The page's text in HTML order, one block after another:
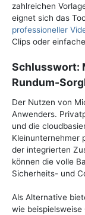
zahlreichen
eignet sich das
professioneller
Clips oder
Schlusswort:
Rundum-
Der Nutzen von
Anwenders.
und die
Kleinunternehmer
der integrierten
können die volle
Sicherheits- und
Als Alternative
wie beispielsweise